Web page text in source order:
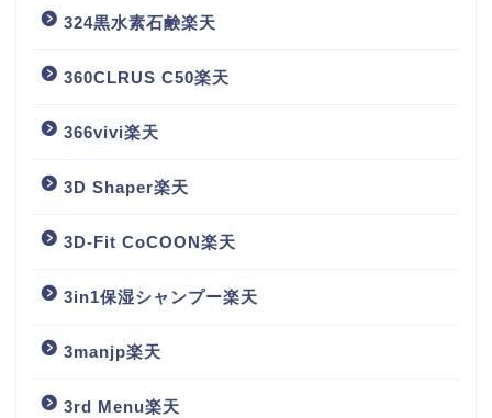
324黒水素石鹸楽天
360CLRUS C50楽天
366vivi楽天
3D Shaper楽天
3D-Fit CoCOON楽天
3in1保湿シャンプー楽天
3manjp楽天
3rd Menu楽天